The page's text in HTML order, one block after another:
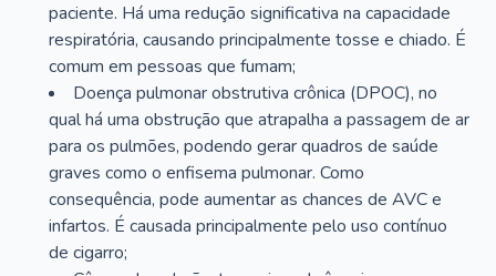
paciente. Há uma redução significativa na capacidade
respiratória, causando principalmente tosse e chiado. É
comum em pessoas que fumam;
Doença pulmonar obstrutiva crônica (DPOC), no
qual há uma obstrução que atrapalha a passagem de ar
para os pulmões, podendo gerar quadros de saúde
graves como o enfisema pulmonar. Como
consequência, pode aumentar as chances de AVC e
infartos. É causada principalmente pelo uso contínuo
de cigarro;